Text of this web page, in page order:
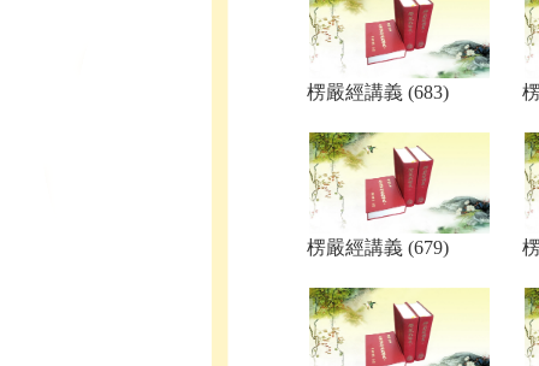
楞嚴經講義 (683)
楞嚴經講義 (679)